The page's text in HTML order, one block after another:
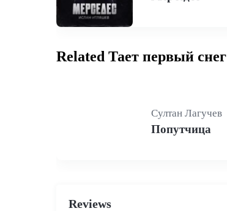
Related Тает первый снег
Султан Лагучев
Попутчица
Reviews